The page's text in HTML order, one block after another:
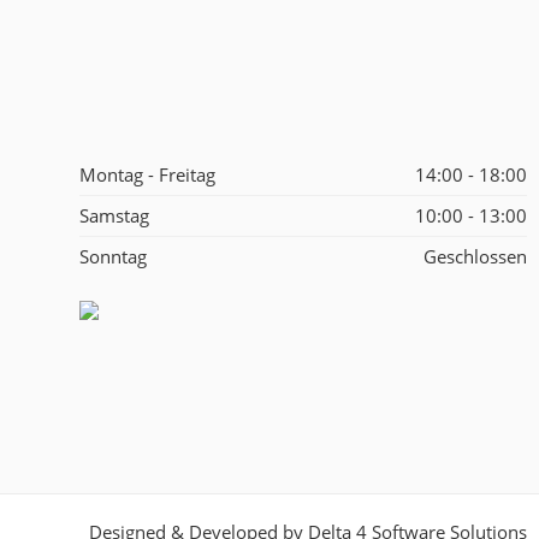
Montag - Freitag
14:00 - 18:00
Samstag
10:00 - 13:00
Sonntag
Geschlossen
Designed & Developed by Delta 4 Software Solutions